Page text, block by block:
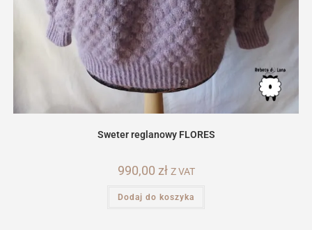
Sweter reglanowy FLORES
990,00 zł Z VAT
Dodaj do koszyka